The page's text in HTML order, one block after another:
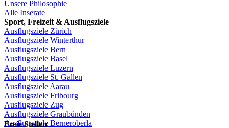
Unsere Philosophie
Alle Inserate
Sport, Freizeit & Ausflugsziele
Ausflugsziele Zürich
Ausflugsziele Winterthur
Ausflugsziele Bern
Ausflugsziele Basel
Ausflugsziele Luzern
Ausflugsziele St. Gallen
Ausflugsziele Aarau
Ausflugsziele Fribourg
Ausflugsziele Zug
Ausflugsziele Graubünden
Ausflugsziele Berneroberla
Freie Stellen